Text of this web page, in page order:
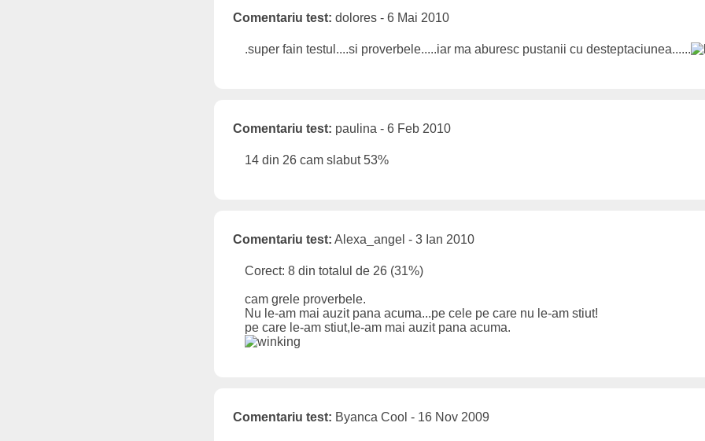
Comentariu test: dolores - 6 Mai 2010
.super fain testul....si proverbele.....iar ma aburesc pustanii cu desteptaciunea......
Comentariu test: paulina - 6 Feb 2010
14 din 26 cam slabut 53%
Comentariu test: Alexa_angel - 3 Ian 2010
Corect: 8 din totalul de 26 (31%)
cam grele proverbele.
Nu le-am mai auzit pana acuma...pe cele pe care nu le-am stiut!
pe care le-am stiut,le-am mai auzit pana acuma.
Comentariu test: Byanca Cool - 16 Nov 2009